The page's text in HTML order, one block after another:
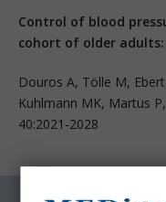
Control of blood
cohort of older
Douros A, Tölle M,
Kuhlmann MK,
40:2021-2028